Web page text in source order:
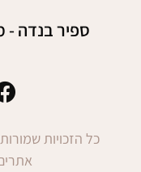
ספיר בנדה -
כל הזכויות
אתרים